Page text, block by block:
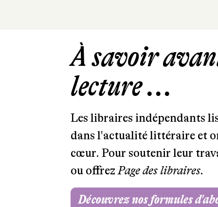
À savoir
lecture ...
Les libraires indépendants
dans l'actualité littéraire et
cœur. Pour soutenir leur
ou offrezPage des libraires.
Découvrez nos formules